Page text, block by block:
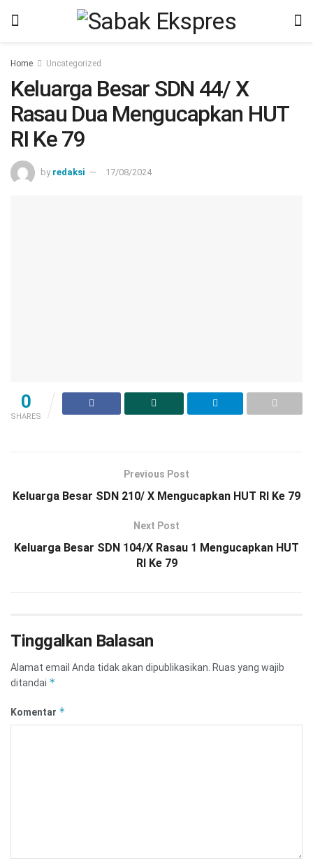
Home Uncategorized
Keluarga Besar SDN 44/ X
Rasau Dua Mengucapkan HUT
RI Ke 79
by redaksi 17/08/2024
0
SHARES
Previous Post
Keluarga Besar SDN 210/ X Mengucapkan HUT RI Ke 79
Next Post
Keluarga Besar SDN 104/X Rasau 1 Mengucapkan HUT
RI Ke 79
Tinggalkan Balasan
Alamat email Anda tidak akan dipublikasikan. Ruas yang wajib
ditandai *
Komentar *